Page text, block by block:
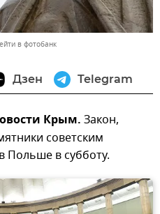
в фотобанк
Дзен Telegram
Крым. Закон,
советским
Польше в субботу.